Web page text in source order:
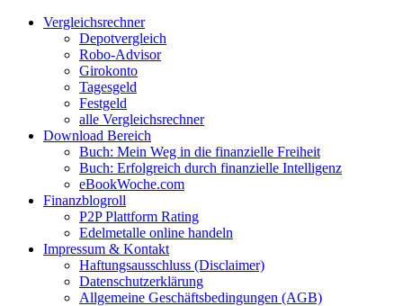
Zum
Facebook
Twitter
Instagram
Pinterest
YouTubeVergleichsrechner
Depotvergleich
Robo-Advisor
Girokonto
Tagesgeld
Festgeld
alle Vergleichsrechner
Download Bereich
Buch: Mein Weg in die finanzielle Freiheit
Buch: Erfolgreich durch finanzielle Intelligenz
eBookWoche.com
Finanzblogroll
P2P Plattform Rating
Edelmetalle online handeln
Impressum & Kontakt
Haftungsausschluss (Disclaimer)
Datenschutzerklärung
Allgemeine Geschäftsbedingungen (AGB)